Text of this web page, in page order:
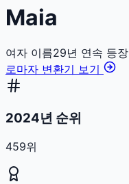
Maia
여자 이름29년 연속 등장
로마자 변환기 보기
2024년 순위
459위